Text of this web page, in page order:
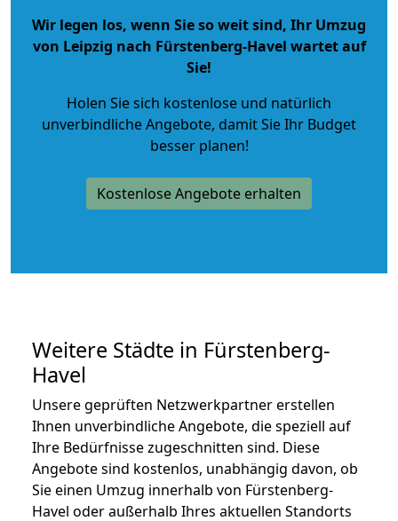
Wir legen los, wenn Sie so weit sind, Ihr Umzug
von Leipzig nach Fürstenberg-Havel wartet auf
Sie!
Holen Sie sich kostenlose und natürlich
unverbindliche Angebote, damit Sie Ihr Budget
besser planen!
Kostenlose Angebote erhalten
Weitere Städte in Fürstenberg-
Havel
Unsere geprüften Netzwerkpartner erstellen
Ihnen unverbindliche Angebote, die speziell auf
Ihre Bedürfnisse zugeschnitten sind. Diese
Angebote sind kostenlos, unabhängig davon, ob
Sie einen Umzug innerhalb von Fürstenberg-
Havel oder außerhalb Ihres aktuellen Standorts